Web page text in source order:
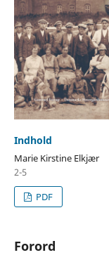
Indhold
Marie Kirstine Elkjær
2-5
PDF
Forord